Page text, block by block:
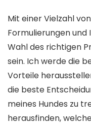
Mit einer Vielzahl
Formulierungen
Wahl des richtigen
sein. Ich werde die
Vorteile
die beste
meines Hundes zu
herausfinden,